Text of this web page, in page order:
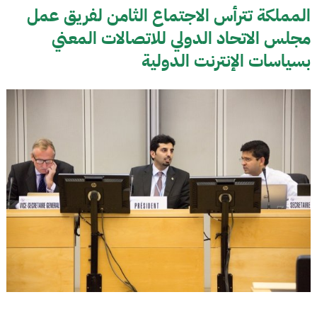
المملكة تترأس الاجتماع الثامن لفريق عمل
مجلس الاتحاد الدولي للاتصالات المعني
بسياسات الإنترنت الدولية